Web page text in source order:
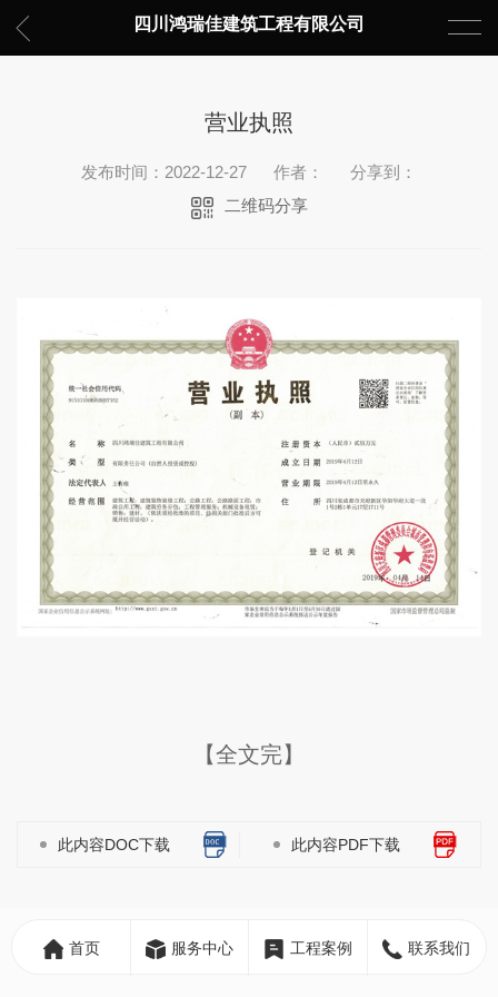
四川鸿瑞佳建筑工程有限公司
营业执照
发布时间：2022-12-27 作者：
分享到：
二维码分享
【全文完】
此内容DOC下载 此内容PDF下载
首页
服务中心 工程案例 联系我们